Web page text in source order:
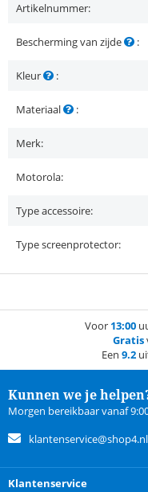
Artikelnummer:
Bescherming van zijde :
Kleur :
Materiaal :
Merk:
Motorola:
Type accessoire:
Type screenprotector:
Voor 13:00
Gratis
Een 9.2
Kunnen we je
Morgen bereikbaar vanaf
klantenservice@shop4.nl
Klantenservice